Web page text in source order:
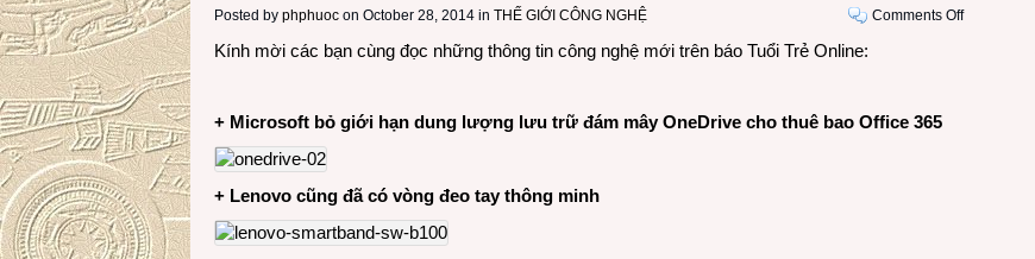
Posted by phphuoc on October 28, 2014 in THẾ GIỚI CÔNG NGHỆ Comments Offon
Kính mời các bạn cùng đọc những thông tin công nghệ mới trên báo Tuổi Trẻ Online:
+ Microsoft bỏ giới hạn dung lượng lưu trữ đám mây OneDrive cho thuê bao Office 365
+ Lenovo cũng đã có vòng đeo tay thông minh